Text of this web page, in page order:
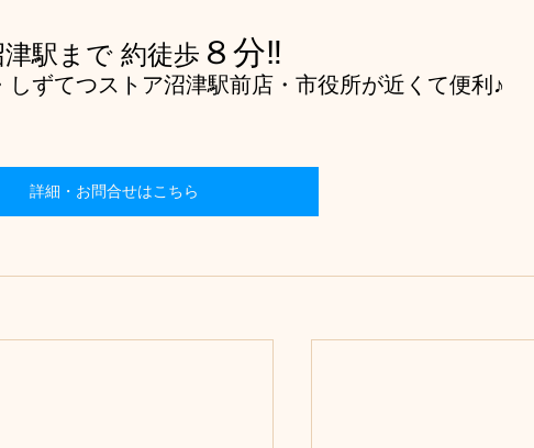
駅まで 約徒歩 ８分‼
しずてつストア沼津駅前店・市役所が近くて便利♪
詳細・お問合せはこちら